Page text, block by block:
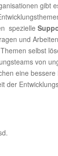
gibt
spezielle
und
selbst
von
eine bessere
der